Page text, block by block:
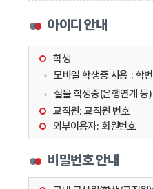
아이디 안내
학생
모바일 학생증 사용 : 학번
실물 학생증(은행연계
교직원: 교직원 번호
외부이용자: 회원번호
비밀번호 안내